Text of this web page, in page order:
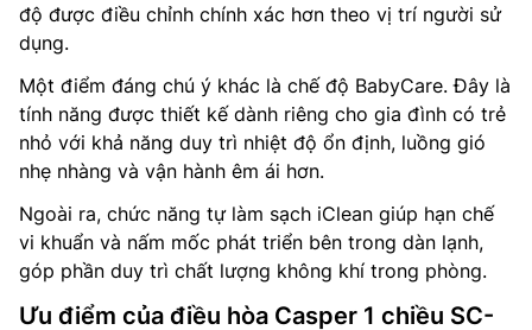
độ được điều chỉnh chính xác hơn theo vị trí người sử
dụng.
Một điểm đáng chú ý khác là chế độ BabyCare. Đây là
tính năng được thiết kế dành riêng cho gia đình có trẻ
nhỏ với khả năng duy trì nhiệt độ ổn định, luồng gió
nhẹ nhàng và vận hành êm ái hơn.
Ngoài ra, chức năng tự làm sạch iClean giúp hạn chế
vi khuẩn và nấm mốc phát triển bên trong dàn lạnh,
góp phần duy trì chất lượng không khí trong phòng.
Ưu điểm của điều hòa Casper 1 chiều SC-